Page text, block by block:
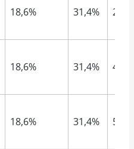
18,6% 31,4%
18,6% 31,4%
18,6% 31,4%